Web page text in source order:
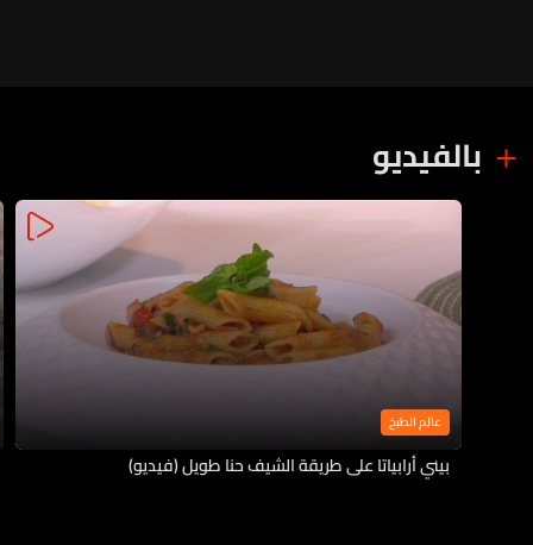
بالفيديو
عالم الطبخ
بيني أرابياتا على طريقة الشيف حنا طويل (فيديو)